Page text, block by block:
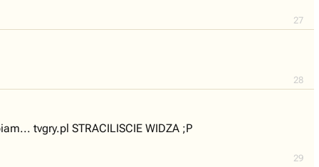
27
28
29
tvgry.pl STRACILISCIE WIDZA ;P